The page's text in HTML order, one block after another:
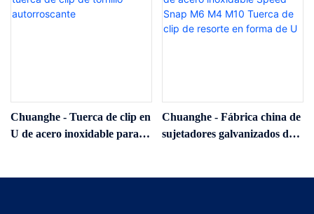
Chuanghe - Tuerca de clip en
U de acero inoxidable para
Chuanghe - Fábrica china de
sujetadores galvanizados de